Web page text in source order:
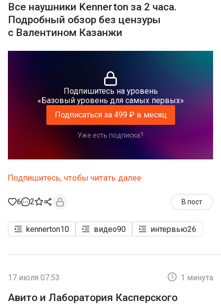
Все наушники Kennerton за 2 часа.
Подробный обзор без цензуры
с Валентином Казанжи
Подпишитесь на уровень
«Базовый уровень для самых первых»
Подписаться за 499 ₽ в месяц
Уже есть подписка?
Подпишитесь, чтобы читать далее
6 2 В пост
kennerton10 видео90 интервью26
17 июля 07:53 1 минута
Авито и Лаборатория Касперского